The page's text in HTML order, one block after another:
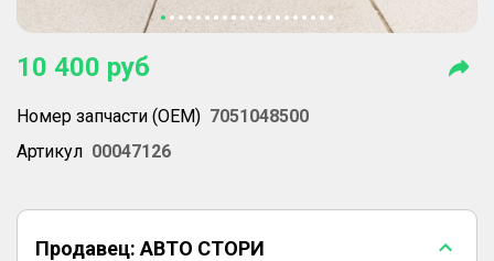
10 400 руб
Номер запчасти (OEM) 7051048500
Артикул 00047126
Продавец: АВТО СТОРИ